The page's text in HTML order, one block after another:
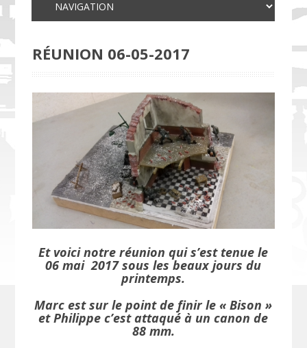
RÉUNION 06-05-2017
Et voici notre réunion qui s’est tenue le
06 mai 2017 sous les beaux jours du
printemps.
Marc est sur le point de finir le « Bison »
et Philippe c’est attaqué à un canon de
88 mm.